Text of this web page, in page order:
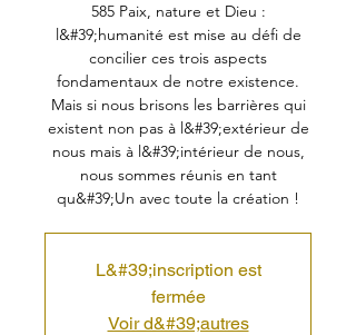
585 Paix, nature et Dieu :
l&#39;humanité est mise au défi de
concilier ces trois aspects
fondamentaux de notre existence.
Mais si nous brisons les barrières qui
existent non pas à l&#39;extérieur de
nous mais à l&#39;intérieur de nous,
nous sommes réunis en tant
qu&#39;Un avec toute la création !
L&#39;inscription est
fermée
Voir d&#39;autres